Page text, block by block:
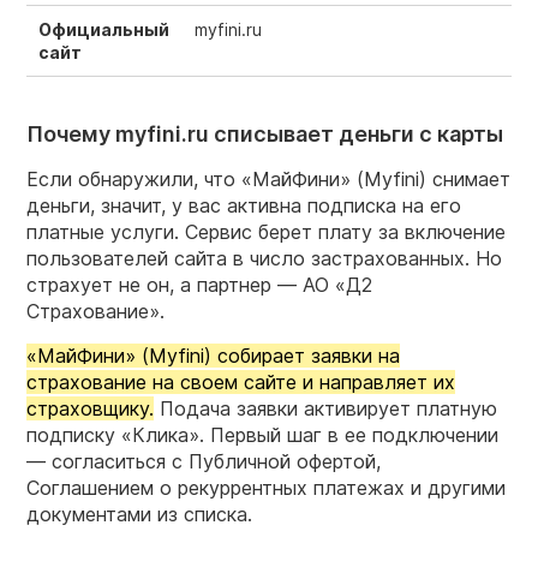
Официальный
сайт
myfini.ru
Почему myfini.ru списывает деньги с карты
Если обнаружили, что «МайФини» (Myfini) снимает
деньги, значит, у вас активна подписка на его
платные услуги. Сервис берет плату за включение
пользователей сайта в число застрахованных. Но
страхует не он, а партнер — АО «Д2
Страхование».
«МайФини» (Myfini) собирает заявки на
страхование на своем сайте и направляет их
страховщику. Подача заявки активирует платную
подписку «Клика». Первый шаг в ее подключении
— согласиться с Публичной офертой,
Соглашением о рекуррентных платежах и другими
документами из списка.